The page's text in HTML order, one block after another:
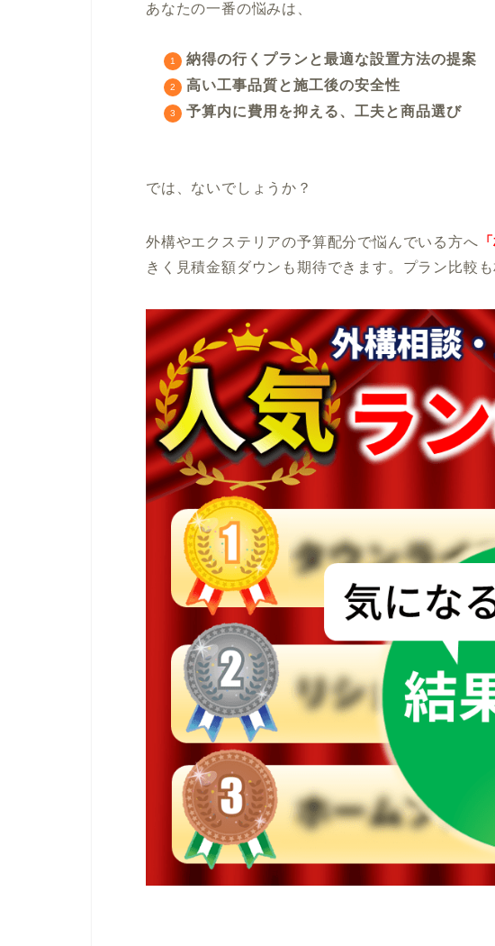
あなたの一番の悩みは、
納得の行くプランと最適な設置方法の提案
高い工事品質と施工後の安全性
予算内に費用を抑える、工夫と商品選び
では、ないでしょうか？
外構やエクステリアの予算配分で悩んでいる方へ
きく見積金額ダウンも期待できます。プラン比較